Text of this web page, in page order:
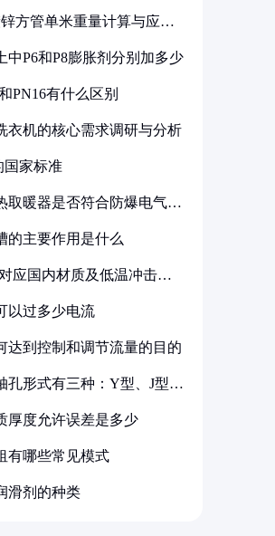
锌方管单米重量计算与应用
中P6和P8膨胀剂分别加多少
PN16有什么区别
衣机的核心需求调研与分析
国家标准
取暖器是否符合防爆电气设
的主要作用是什么
应国内材质及低温冲击要
以过多少电流
达到控制和调节流量的目的
孔形式有三种：Y型、J型、
厚度允许误差是多少
有哪些常见模式
滑剂的种类